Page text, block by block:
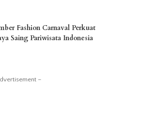
Fashion Carnaval Perkuat
Saing Pariwisata Indonesia
–